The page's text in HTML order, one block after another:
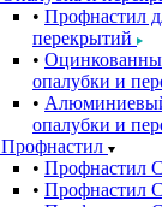
Профнастил
перекрытий
опалубки и
опалубки и
Профнастил
Профнастил
Профнастил